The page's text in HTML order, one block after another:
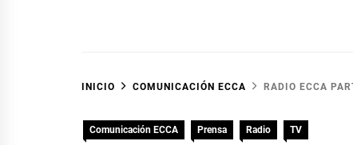
INICIO COMUNICACIÓN ECCA RADIO ECCA
Comunicación ECCA Prensa Radio TV